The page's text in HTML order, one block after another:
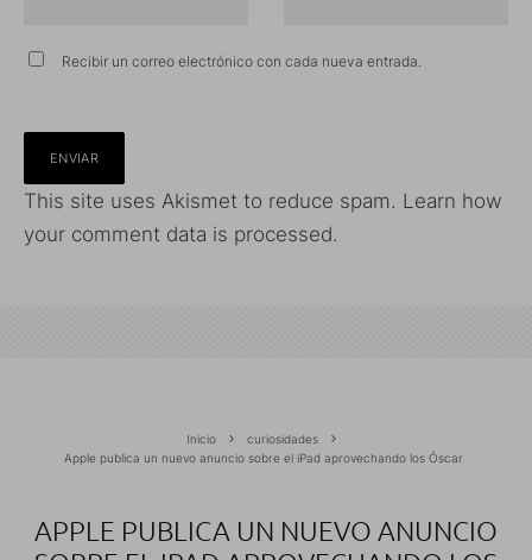
Recibir un correo electrónico con cada nueva entrada.
This site uses Akismet to reduce spam. Learn how
your comment data is processed.
Inicio
curiosidades
Apple publica un nuevo anuncio sobre el iPad aprovechando los Óscar
APPLE PUBLICA UN NUEVO ANUNCIO